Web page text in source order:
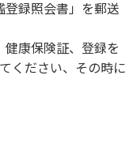
録照会書」を郵送
康保険証、登録を
ください、その時に